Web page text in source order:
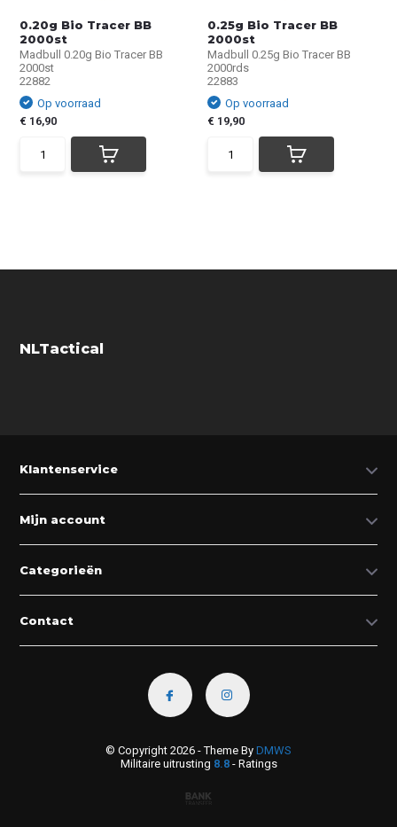
0.20g Bio Tracer BB
2000st
Madbull 0.20g Bio Tracer BB
2000st
22882
Op voorraad
€ 16,90
0.25g Bio Tracer BB
2000st
Madbull 0.25g Bio Tracer BB
2000rds
22883
Op voorraad
€ 19,90
NLTactical
Klantenservice
Mijn account
Categorieën
Contact
© Copyright 2026 - Theme By DMWS
Militaire uitrusting 8.8- Ratings